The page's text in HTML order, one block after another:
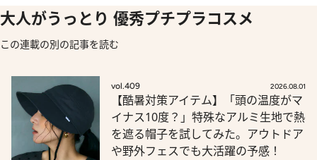
大人がうっとり 優秀プチプラコスメ
この連載の別の記事を読む
vol.409 2026.08.01
【酷暑対策アイテム】「頭の温度がマ
イナス10度？」特殊なアルミ生地で熱
を遮る帽子を試してみた。アウトドア
や野外フェスでも大活躍の予感！